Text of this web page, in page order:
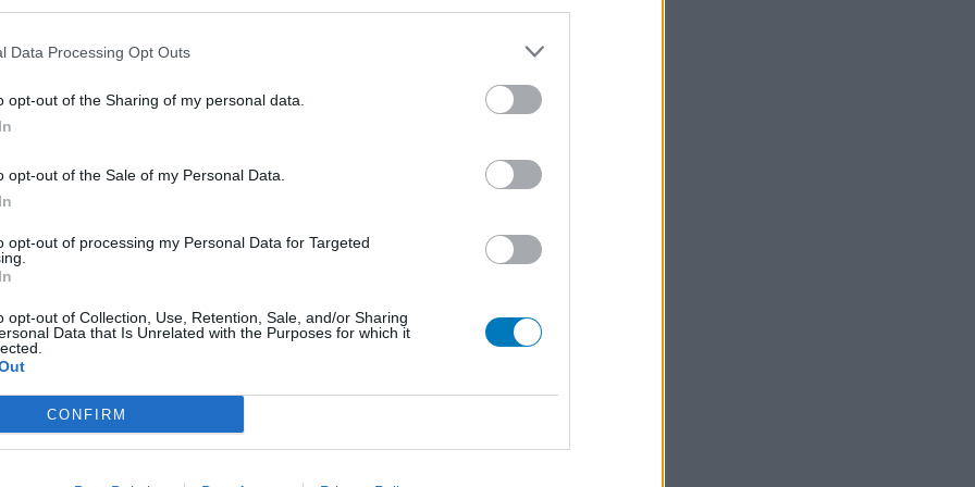
Data Processing Opt Outs
opt-out of the Sharing of my personal data.
opt-out of the Sale of my Personal Data.
opt-out of processing my Personal Data for Targeted
opt-out of Collection, Use, Retention, Sale, and/or Sharing
Data that Is Unrelated with the Purposes for which it
CONFIRM
Anticonceptie - overig
Depressie - antidepressiva SSRI
Cholesterol
Depressie - antidepressiva overig
Pijn - morfine-achtigen
Schildklier - hypothyroidie (traagwerkend)
Maagzuur - protonpompremmers
Bloeddruk - betablokkers